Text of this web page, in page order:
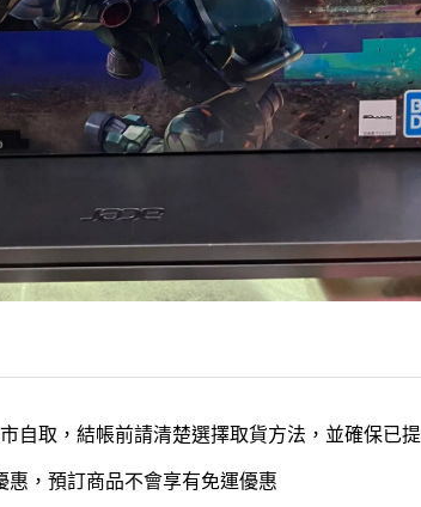
自取，結帳前請清楚選擇取貨方法，並確保已
，預訂商品不會享有免運優惠